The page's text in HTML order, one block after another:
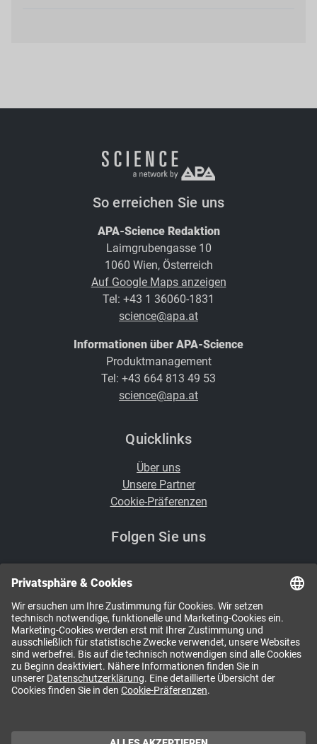
So erreichen Sie uns
APA-Science Redaktion
Laimgrubengasse 10
1060 Wien, Österreich
Auf Google Maps anzeigen
Tel: +43 1 36060-1831
science@apa.at
Informationen über APA-Science
Produktmanagement
Tel: +43 664 813 49 53
science@apa.at
Quicklinks
Über uns
Unsere Partner
Cookie-Präferenzen
Folgen Sie uns
Kennen Sie schon unsere Newsletter?
NEWSLETTER ABONNIEREN